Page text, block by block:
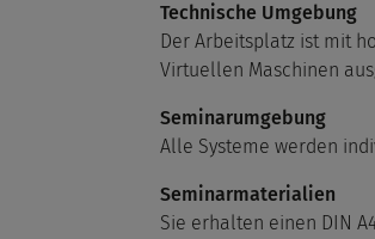
Technische Umgebung
Der Arbeitsplatz ist mit
Virtuellen Maschinen
Seminarumgebung
Alle Systeme werden
Seminarmaterialien
Sie erhalten einen DIN